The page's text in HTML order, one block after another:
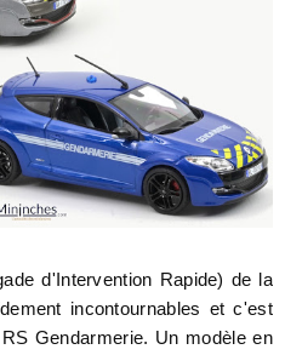
d'Intervention Rapide) de la
incontournables et c'est
Gendarmerie. Un modèle en